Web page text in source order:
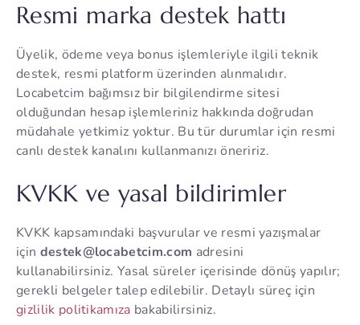
Resmi marka destek hattı
Üyelik, ödeme veya bonus işlemleriyle ilgili teknik
destek, resmi platform üzerinden alınmalıdır.
Locabetcim bağımsız bir bilgilendirme sitesi
olduğundan hesap işlemleriniz hakkında doğrudan
müdahale yetkimiz yoktur. Bu tür durumlar için resmi
canlı destek kanalını kullanmanızı öneririz.
KVKK ve yasal bildirimler
KVKK kapsamındaki başvurular ve resmi yazışmalar
için destek@locabetcim.com adresini
kullanabilirsiniz. Yasal süreler içerisinde dönüş yapılır;
gerekli belgeler talep edilebilir. Detaylı süreç için
gizlilik politikamıza bakabilirsiniz.